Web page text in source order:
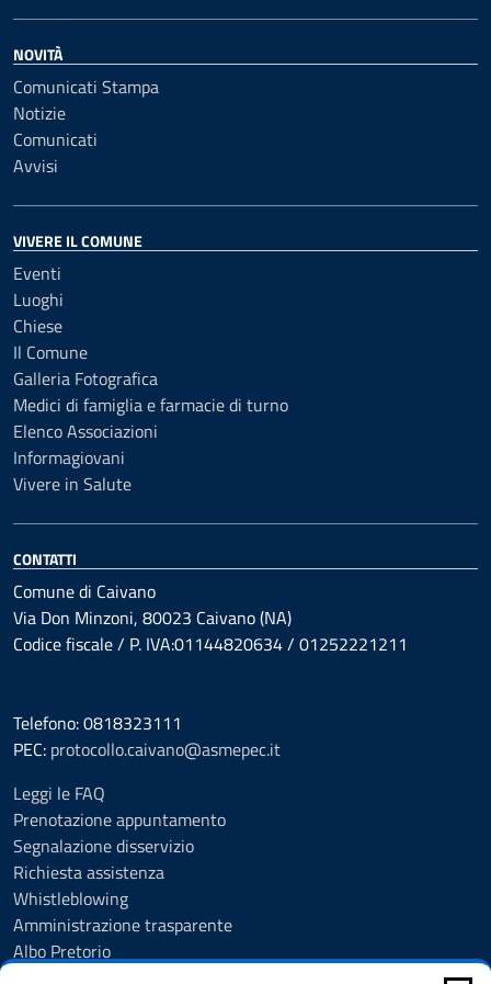
NOVITÀ
Comunicati Stampa
Notizie
Comunicati
Avvisi
VIVERE IL COMUNE
Eventi
Luoghi
Chiese
Il Comune
Galleria Fotografica
Medici di famiglia e farmacie di turno
Elenco Associazioni
Informagiovani
Vivere in Salute
CONTATTI
Comune di Caivano
Via Don Minzoni, 80023 Caivano (NA)
Codice fiscale / P. IVA:01144820634 / 01252221211
Telefono: 0818323111
PEC: protocollo.caivano@asmepec.it
Leggi le FAQ
Prenotazione appuntamento
Segnalazione disservizio
Richiesta assistenza
Whistleblowing
Amministrazione trasparente
Albo Pretorio